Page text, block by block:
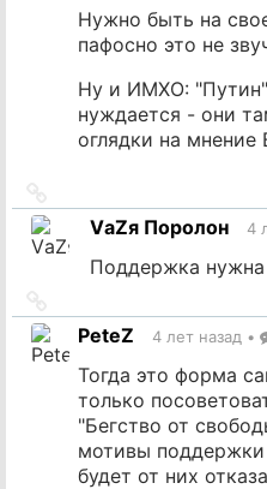
Нужно быть на
пафосно это не
Ну и ИМХО:
нуждается - они
оглядки на мнение
на
источникVаZя Поролон 4
Поддержка нужна
на
источник
PeteZ 4 лет назад •
Тогда это форма
только
"Бегство от
мотивы
будет от них